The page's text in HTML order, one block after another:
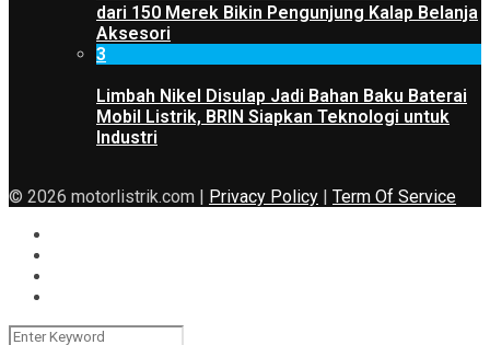
dari 150 Merek Bikin Pengunjung Kalap Belanja
Aksesori
3
Limbah Nikel Disulap Jadi Bahan Baku Baterai
Mobil Listrik, BRIN Siapkan Teknologi untuk
Industri
© 2026 motorlistrik.com | Privacy Policy Term Of Service